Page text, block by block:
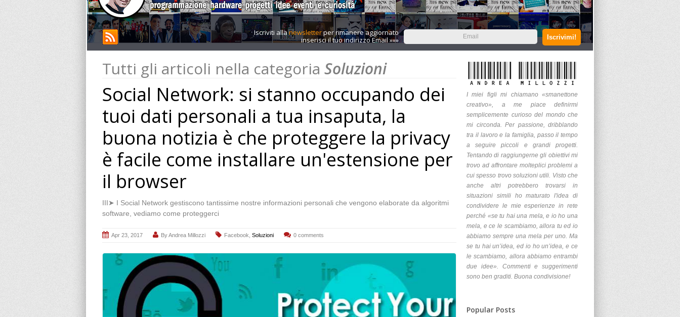
Iscriviti allanewsletterper rimanere aggiornato
inserisci il tuo indirizzo Email »»»
Tutti gli articoli nella categoria Soluzioni
Social Network: si stanno occupando dei
tuoi dati personali a tua insaputa, la
buona notizia è che proteggere la privacy
è facile come installare un'estensione per
il browser
III➤ I Social Network gestiscono tantissime nostre informazioni personali che vengono elaborate da algoritmi
software, vediamo come proteggerci
Apr 23, 2017 ByAndrea Millozzi Facebook Soluzioni 0 comments
I miei figli mi chiamano «smanettone
creativo», a me piace definirmi
semplicemente curioso del mondo che
mi circonda. Per passione, dribblando
tra il lavoro e la famiglia, passo il tempo
a seguire piccoli e grandi progetti.
Tentando di raggiungerne gli obiettivi mi
trovo ad affrontare molteplici problemi a
cui spesso trovo soluzioni utili. Visto che
anche altri potrebbero trovarsi in
situazioni simili ho maturato l'idea di
condividere le mie esperienze in rete
perché «se tu hai una mela, e io ho una
mela, e ce le scambiamo, allora tu ed io
abbiamo sempre una mela per uno. Ma
se tu hai un’idea, ed io ho un’idea, e ce
le scambiamo, allora abbiamo entrambi
due idee». Commenti e suggerimenti
sono ben graditi. Buona condivisione!
Popular Posts